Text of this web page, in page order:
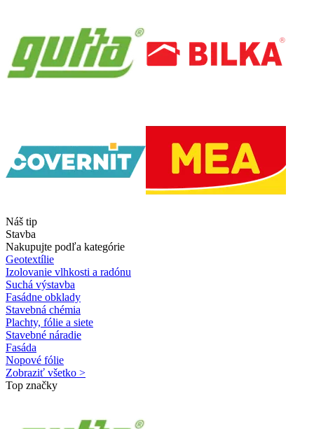
Náš tip
Stavba
Nakupujte podľa kategórie
Geotextílie
Izolovanie vlhkosti a radónu
Suchá výstavba
Fasádne obklady
Stavebná chémia
Plachty, fólie a siete
Stavebné náradie
Fasáda
Nopové fólie
Zobraziť všetko >
Top značky